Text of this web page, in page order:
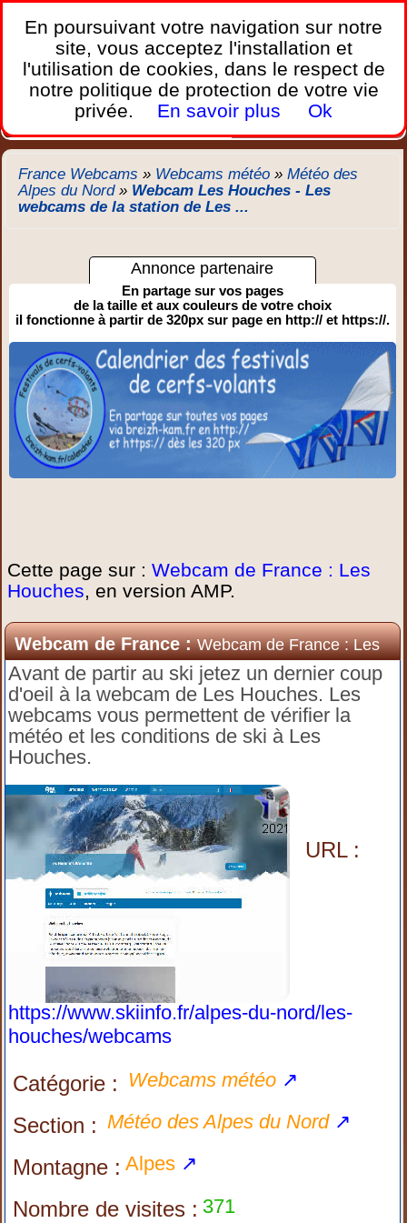
France Webcams,
Les webcams sur mobiles, portables et PC.
Home Bretagne Corse Plages Ports Montagnes
Trafic Chercher New
France Webcams » Webcams météo »Météo des
Alpes du Nord» Webcam Les Houches - Les
webcams de la station de Les ...
Annonce partenaire
En partage sur vos pages
de la taille et aux couleurs de votre choix
il fonctionne à partir de 320px sur page en http:// et https://.
Cette page sur :Webcam de France : Les
Houches, en version AMP.
Webcam de France :Webcam de France : Les
Houches
Avant de partir au ski jetez un dernier coup
d'oeil à la webcam de Les Houches. Les
webcams vous permettent de vérifier la
météo et les conditions de ski à Les
Houches.
URL :
https://www.skiinfo.fr/alpes-du-nord/les-
houches/webcams
Catégorie : Webcams météo ↗
Section : Météo des Alpes du Nord↗
Montagne : Alpes ↗
Nombre de visites : 371
En poursuivant votre navigation sur notre
site, vous acceptez l'installation et
l'utilisation de cookies, dans le respect de
notre politique de protection de votre vie
privée.
En savoir plus Ok